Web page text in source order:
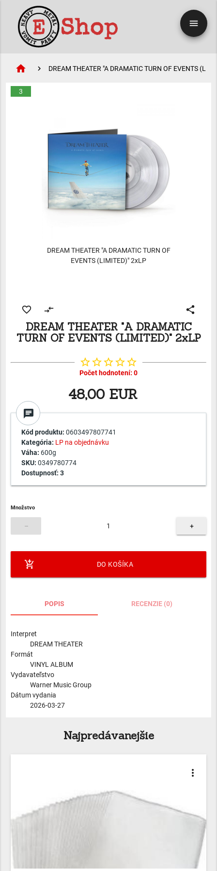
menu
home DREAM THEATER "A DRAMATIC TURN OF EVENTS
3
DREAM THEATER "A DRAMATIC TURN OF
EVENTS (LIMITED)" 2xLP
favorite_border compare_arrows share
DREAM THEATER "A DRAMATIC
TURN OF EVENTS (LIMITED)" 2xLP
star_borderstar_borderstar_borderstar_borderstar_border
Počet hodnotení: 0
48,00 EUR
chat
Kód produktu: 0603497807741
Kategória: LP na objednávku
Váha: 600g
SKU: 0349780774
Dostupnosť: 3
Množstvo
– +
add_shopping_cart DO KOŠÍKA
POPIS RECENZIE (0)
Interpret
DREAM THEATER
Formát
VINYL ALBUM
Vydavateľstvo
Warner Music Group
Dátum vydania
2026-03-27
Najpredávanejšie
more_vert